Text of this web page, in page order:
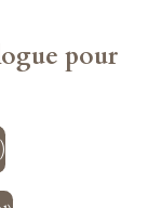
pour